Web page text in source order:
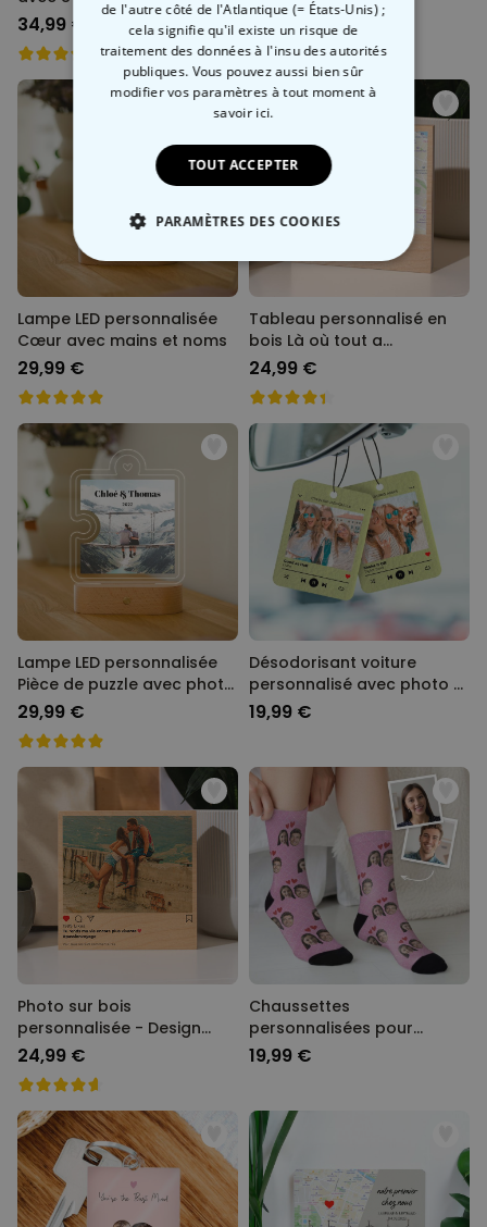
34,99 € 12,99 €
Lampe LED personnalisée
Cœur avec mains et noms
29,99 €
Tableau personnalisé en
bois Là où tout a
commencé
24,99 €
Lampe LED personnalisée
Pièce de puzzle avec photo
et texte
29,99 €
Désodorisant voiture
personnalisé avec photo et
chanson - Lot de 2
19,99 €
Photo sur bois
personnalisée - Design
Instagram
24,99 €
Chaussettes
personnalisées pour
couple
19,99 €
de l'autre côté de l'Atlantique (= États-Unis) ;
cela signifie qu'il existe un risque de
traitement des données à l'insu des autorités
publiques. Vous pouvez aussi bien sûr
modifier vos paramètres à tout momentà
savoir ici.
TOUT ACCEPTER
PARAMÈTRES DES COOKIES
STRICTEMENT NÉCESSAIRE
PERFORMANCE
COMMERCIALISATION
NON CLASSÉ